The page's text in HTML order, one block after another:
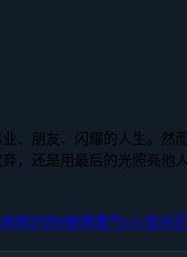
、朋友、闪耀的人生。
，还是用最后的光照亮他
倒计时#绝境勇气#人性光芒